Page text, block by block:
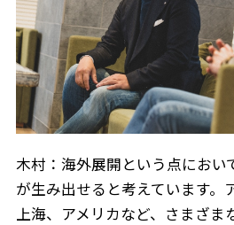
木村：海外展開という点におい
が生み出せると考えています。
上海、アメリカなど、さまざ